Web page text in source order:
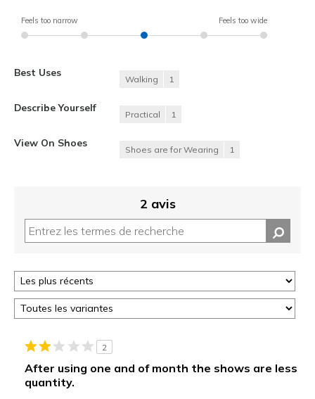
Feels too narrow Feels too wide
Best Uses
Walking 1
Describe Yourself
Practical 1
View On Shoes
Shoes are for Wearing 1
2 avis
2
After using one and of month the shows are less
quantity.